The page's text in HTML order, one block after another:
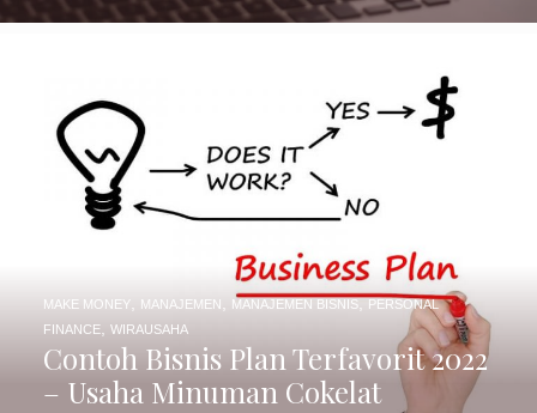
Contoh Bisnis Plan Terfavorit 2022
– Usaha Minuman Cokelat
MAKE MONEY, MANAJEMEN, MANAJEMEN BISNIS,PERSONAL
FINANCE, WIRAUSAHA